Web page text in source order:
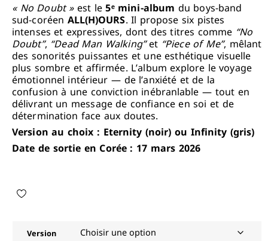
« No Doubt »est le5ᵉ mini-album du boys-band
sud-coréen ALL(H)OURS. Il propose six pistes
intenses et expressives, dont des titres comme “No
Doubt”, “Dead Man Walking”et “Piece of Me”, mêlant
des sonorités puissantes et une esthétique visuelle
plus sombre et affirmée. L’album explore le voyage
émotionnel intérieur — de l’anxiété et de la
confusion à une conviction inébranlable — tout en
délivrant un message de confiance en soi et de
détermination face aux doutes.
Version au choix : Eternity (noir) ou Infinity (gris)
Date de sortie en Corée : 17 mars 2026
Version